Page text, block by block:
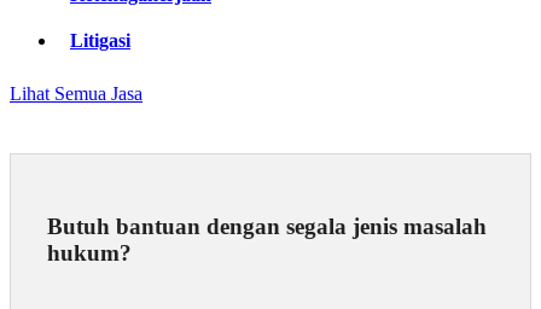
Litigasi
Lihat Semua Jasa
Butuh bantuan dengan segala jenis masalah
hukum?